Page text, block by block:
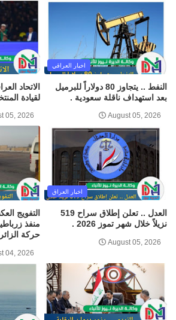
اخبار العراقي
النفط .. يتجاوز 80 دولاراً للبرميل
بعد استهداف ناقلة سعودية .
August 05, 2026
الاتحاد
لقيادة
05, 2026
اخبار العراق
العدل .. تعلن إطلاق سراح 519
نزيلاً خلال شهر تموز 2026 .
August 05, 2026
التفويج
حركة
04, 2026